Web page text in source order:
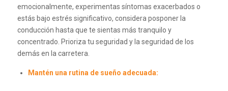
emocionalmente, experimentas síntomas exacerbados o
estás bajo estrés significativo, considera posponer la
conducción hasta que te sientas más tranquilo y
concentrado. Prioriza tu seguridad y la seguridad de los
demás en la carretera.
Mantén una rutina de sueño adecuada: